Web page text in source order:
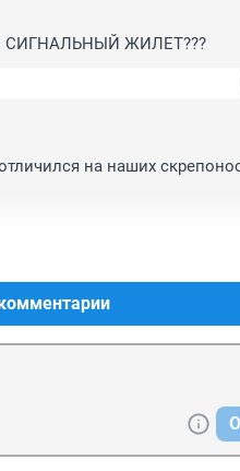
СИГНАЛЬНЫЙ ЖИЛЕТ???
на наших